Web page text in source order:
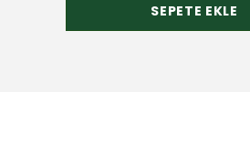
SEPETE EKLE